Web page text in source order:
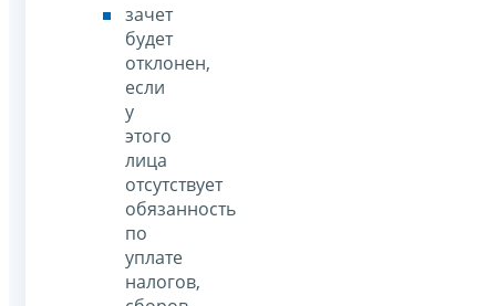
зачет
будет
отклонен,
если
у
этого
лица
отсутствует
обязанность
по
уплате
налогов,